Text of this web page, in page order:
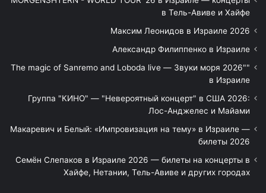
в Тель-Авиве и Хайфе
Максим Леонидов в Израиле 2026
Александр Филиппенко в Израиле
"The magic of Sanremo and Loboda live — Звуки моря 2026"
в Израиле
Группа "КИНО" — "Невероятный концерт" в США 2026:
Лос-Анджелес и Майами
Макаревич и Белый: «Импровизация на тему» в Израиле —
билеты 2026
Семён Слепаков в Израиле 2026 — билеты на концерты в
Хайфе, Нетании, Тель-Авиве и других городах